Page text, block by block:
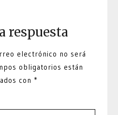
respuesta
electrónico no será
obligatorios están
con *